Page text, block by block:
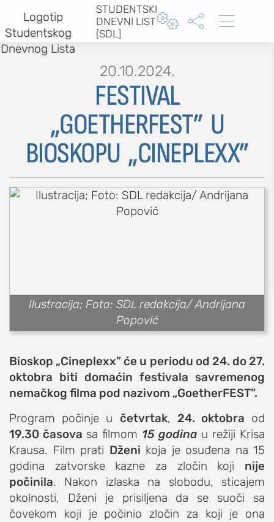
STUDENTSKI
DNEVNI LIST
[SDL]
  
MOJ SDL
fudbal
rukomet
e-sport
ostali sportovi
zabava
muzika
putovanja
moda i stil
studenti
organizacije
konkursi
20.10.2024.
FESTIVAL
„GOETHERFEST” U
BIOSKOPU „CINEPLEXX”
Ilustracija; Foto: SDL redakcija/ Andrijana
Popović
Bioskop „Cineplexx” će u periodu od 24. do 27.
oktobra biti domaćin festivala savremenog
nemačkog filma pod nazivom „GoetherFEST”.
Program počinje u četvrtak, 24. oktobra od
19.30 časova sa filmom 15 godina u režiji Krisa
Krausa. Film prati Dženi koja je osuđena na 15
godina zatvorske kazne za zločin koji nije
počinila. Nakon izlaska na slobodu, sticajem
okolnosti, Dženi je prisiljena da se suoči sa
čovekom koji je počinio zločin za koji je ona